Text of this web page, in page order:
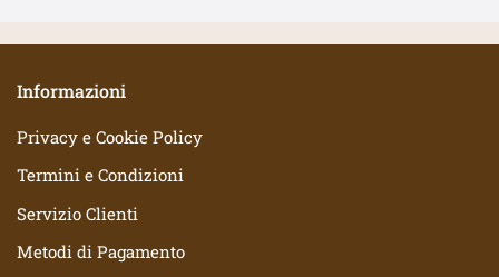
Informazioni
Privacy e Cookie Policy
Termini e Condizioni
Servizio Clienti
Metodi di Pagamento